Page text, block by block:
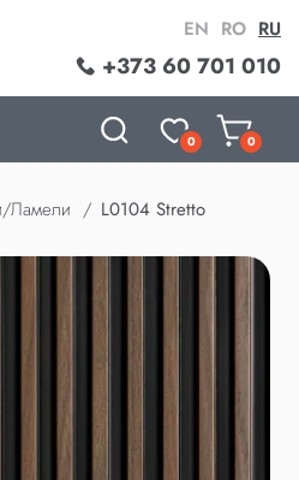
+373 60 701 010
EN RO RU
0 0
Ламели L0104 Stretto